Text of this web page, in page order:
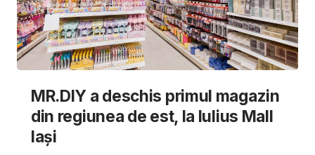
MR.DIY a deschis primul magazin
din regiunea de est, la Iulius Mall
Iași